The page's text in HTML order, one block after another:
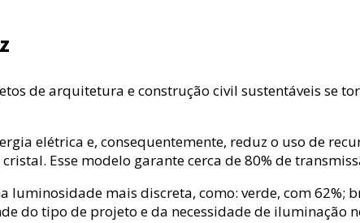
de arquitetura e construção civil sustentáveis se
elétrica e, consequentemente, reduz o uso de
Esse modelo garante cerca de 80% de
mais discreta, como: verde, com 62%;
do tipo de projeto e da necessidade de iluminação